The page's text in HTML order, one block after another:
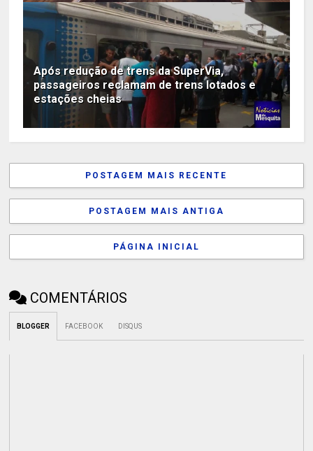
Após redução de trens da SuperVia,
passageiros reclamam de trens lotados e
estações cheias
POSTAGEM MAIS RECENTE
POSTAGEM MAIS ANTIGA
PÁGINA INICIAL
COMENTÁRIOS
BLOGGER FACEBOOK DISQUS